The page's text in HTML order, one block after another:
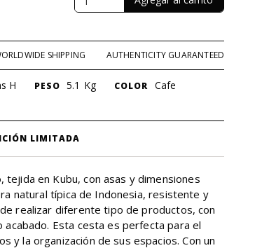
SHIPPING AUTHENTICITY GUARANTEED
H PESO 5.1 Kg COLOR Cafe
LIMITADA
tejida en Kubu, con asas y dimensiones
natural típica de Indonesia, resistente y
realizar diferente tipo de productos, con
Esta cesta es perfecta para el
y la organización de sus espacios. Con un